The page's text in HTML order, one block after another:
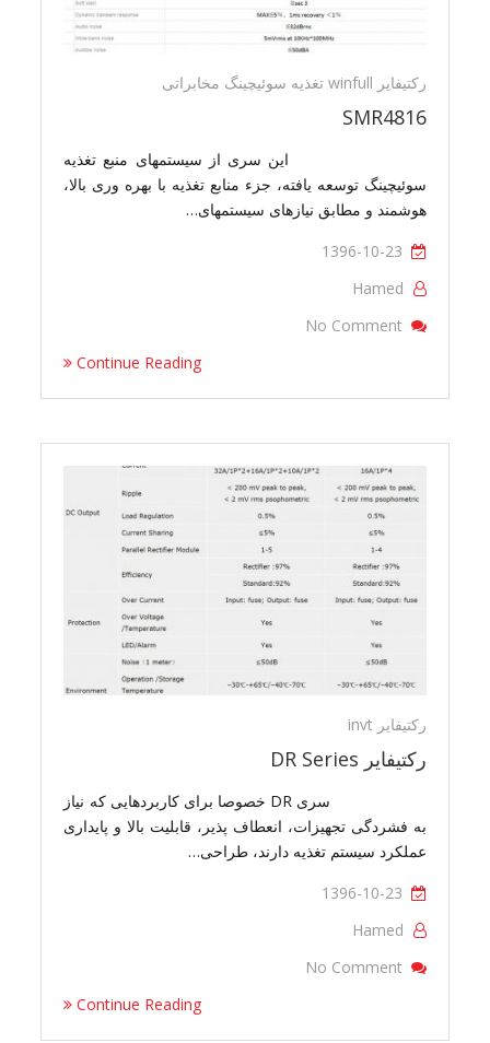
رکتیفایر winfull تغذیه سوئیچینگ مخابراتی
SMR4816
این سری از سیستمهای منبع تغذیه
سوئیچینگ توسعه یافته، جزء منابع تغذیه با بهره وری بالا،
هوشمند و مطابق نیازهای سیستمهای…
1396-10-23
Hamed
No Comment
Continue Reading
رکتیفایر invt
رکتیفایر DR Series
سری DR خصوصا برای کاربردهایی که نیاز
به فشردگی تجهیزات، انعطاف پذیر، قابلیت بالا و پایداری
عملکرد سیستم تغذیه دارند، طراحی…
1396-10-23
Hamed
No Comment
Continue Reading